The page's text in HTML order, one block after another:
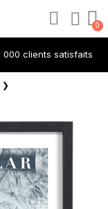
000 clients satisfaits